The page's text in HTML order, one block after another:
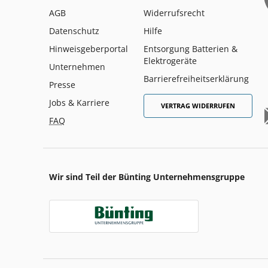
AGB
Datenschutz
Hinweisgeberportal
Unternehmen
Presse
Jobs & Karriere
FAQ
Widerrufsrecht
Hilfe
Entsorgung Batterien &
Elektrogeräte
Barrierefreiheitserklärung
VERTRAG WIDERRUFEN
Wir sind Teil der Bünting Unternehmensgruppe